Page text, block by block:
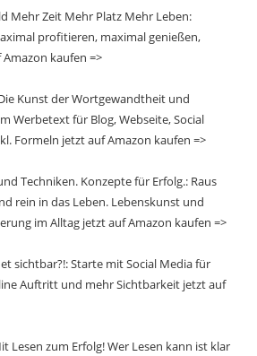
Mehr Zeit Mehr Platz Mehr Leben:
profitieren, maximal genießen,
kaufen =>
Kunst der Wortgewandtheit und
Werbetext für Blog, Webseite, Social
Formeln jetzt auf Amazon kaufen =>
Techniken. Konzepte für Erfolg.: Raus
rein in das Leben. Lebenskunst und
im Alltag jetzt auf Amazon kaufen =>
sichtbar?!: Starte mit Social Media für
Auftritt und mehr Sichtbarkeit jetzt auf
Lesen zum Erfolg! Wer Lesen kann ist klar